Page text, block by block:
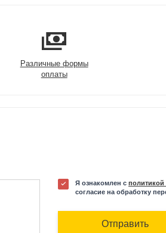
Различные формы
оплаты
Я ознакомлен с
согласие на обработку
Отправить